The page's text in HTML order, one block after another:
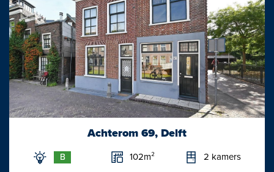
worden opgenomen.
- Er is geen vragenlijst bij verkoop van een woning (Deel B)
beschikbaar.
- Energielabel D. Eigen grond. Grotendeels houten kozijnen met
dubbele beglazing.
- De stahoogte van de 2e verdieping (overloop en slaapkamer)
bedraagt ca. 1,91m.
Achterom 69, Delft
B 102m² 2 kamers